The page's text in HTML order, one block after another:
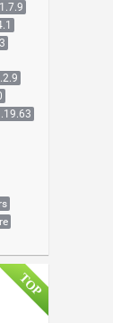
1.7.9